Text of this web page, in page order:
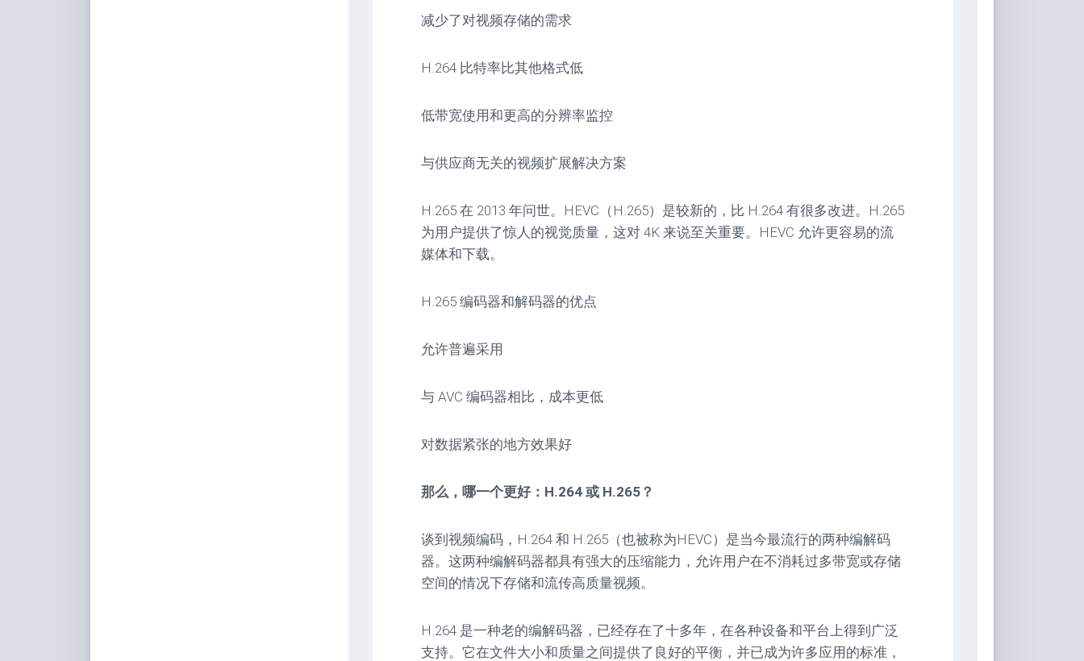
减少了对视频存储的需求
H.264 比特率比其他格式低
低带宽使用和更高的分辨率监控
与供应商无关的视频扩展解决方案
H.265 在 2013 年问世。HEVC（H.265）是较新的，比 H.264 有很多改进。H.265
为用户提供了惊人的视觉质量，这对 4K 来说至关重要。HEVC 允许更容易的流
媒体和下载。
H.265 编码器和解码器的优点
允许普遍采用
与 AVC 编码器相比，成本更低
对数据紧张的地方效果好
那么，哪一个更好：H.264 或 H.265？
谈到视频编码，H.264 和 H.265（也被称为HEVC）是当今最流行的两种编解码
器。这两种编解码器都具有强大的压缩能力，允许用户在不消耗过多带宽或存储
空间的情况下存储和流传高质量视频。
H.264 是一种老的编解码器，已经存在了十多年，在各种设备和平台上得到广泛
支持。它在文件大小和质量之间提供了良好的平衡，并已成为许多应用的标准，